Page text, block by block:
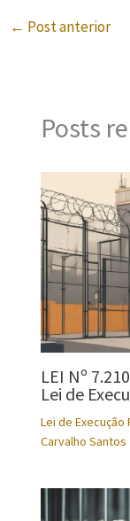
← Post anterior
Posts
LEI Nº
Lei de
Lei de Execução
Carvalho Santos